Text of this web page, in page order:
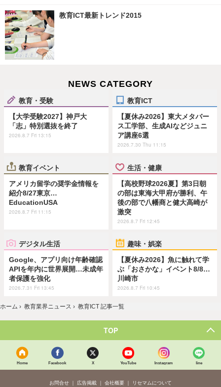
教育ICT最新トレンド2015
NEWS CATEGORY
教育・受験
【大学受験2027】神戸大
「志」特別選抜を終了
2026.8.7 Fri 13:15
教育ICT
【夏休み2026】東大メタバー
ス工学部、生成AIなどジュニ
ア講座6選
2026.7.30 Thu 11:15
教育イベント
アメリカ留学の奨学金情報を
紹介8/27東京…
EducationUSA
2026.8.7 Fri 11:15
生活・健康
【高校野球2026夏】第3日朝
の部は東海大甲府が勝利、午
後の部で八幡商と健大高崎が
激突
2026.8.7 Fri 12:45
デジタル生活
Google、アプリ向け年齢確認
APIを年内に世界展開…未成年
者保護を強化
2026.7.31 Fri 13:45
趣味・娯楽
【夏休み2026】魚に触れて学
ぶ「おさかな」イベント8/8…
川崎市
2026.8.7 Fri 10:45
ホーム › 教育業界ニュース › 教育ICT 記事一覧
TOP
Home Facebook X YouTube Instagram line
お問合せ 広告掲載 会社概要 リセマムについて